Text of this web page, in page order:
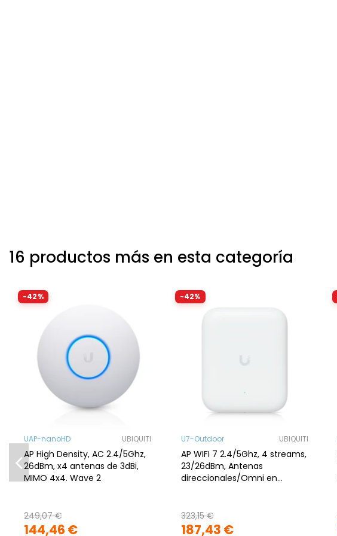
16 productos más en esta categoría
-42%
UAP-nanoHD UBIQUITI
AP High Density, AC 2.4/5Ghz,
26dBm, x4 antenas de 3dBi,
MIMO 4x4. Wave 2
144,46 €
249,07 €
-42%
U7-Outdoor UBIQUITI
AP WIFI 7 2.4/5Ghz, 4 streams,
23/26dBm, Antenas
direccionales/Omni en
187,43 €
323,15 €